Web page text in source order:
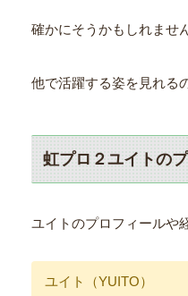
確かにそうかもしれませ
他で活躍する姿を見れる
虹プロ２ユイトの
ユイトのプロフィールや
ユイト（YUITO）